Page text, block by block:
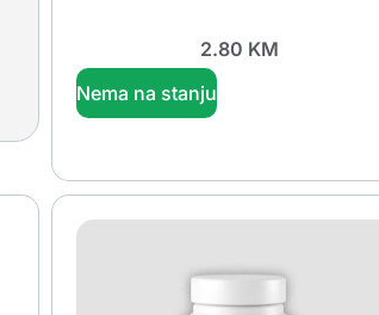
2.80 KM
Nema na stanju